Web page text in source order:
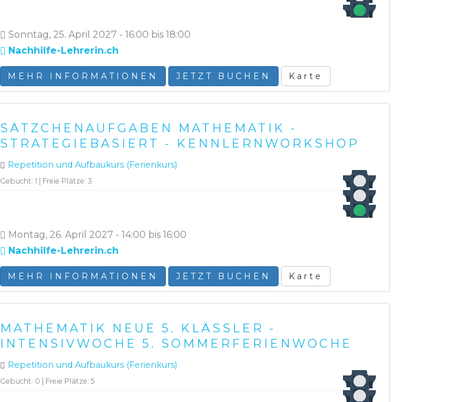
Sonntag, 25. April 2027 - 16:00 bis 18:00
Nachhilfe-Lehrerin.ch
MEHR INFORMATIONEN JETZT BUCHEN Karte
SÄTZCHENAUFGABEN MATHEMATIK -
STRATEGIEBASIERT - KENNLERNWORKSHOP
Repetition und Aufbaukurs (Ferienkurs)
Gebucht: 1 | Freie Plätze: 3
Montag, 26. April 2027 - 14:00 bis 16:00
Nachhilfe-Lehrerin.ch
MEHR INFORMATIONEN JETZT BUCHEN Karte
MATHEMATIK NEUE 5. KLÄSSLER -
INTENSIVWOCHE 5. SOMMERFERIENWOCHE
Repetition und Aufbaukurs (Ferienkurs)
Gebucht: 0 | Freie Plätze: 5